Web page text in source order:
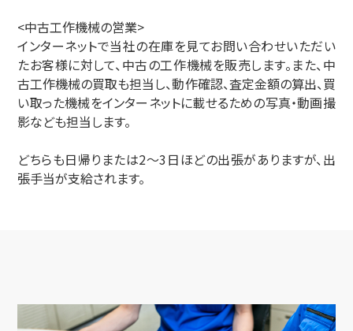
<中古工作機械の営業>
インターネットで当社の在庫を見てお問い合わせいただい
たお客様に対して、中古の工作機械を販売します。また、中
古工作機械の買取も担当し、動作確認、査定金額の算出、買
い取った機械をインターネットに載せるための写真・動画撮
影なども担当します。
どちらも日帰りまたは2～3日ほどの出張がありますが、出
張手当が支給されます。